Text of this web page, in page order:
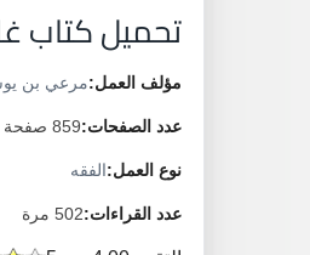
تحميل كتاب
مؤلف العمل:مرعي بن
عدد الصفحات:859 صفحة
نوع العمل:الفقه
عدد القراءات:502 مرة